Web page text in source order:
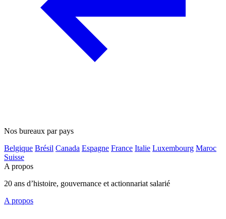
Nos bureaux par pays
Belgique Brésil Canada Espagne France Italie Luxembourg Maroc
Suisse
A propos
20 ans d’histoire, gouvernance et actionnariat salarié
A propos